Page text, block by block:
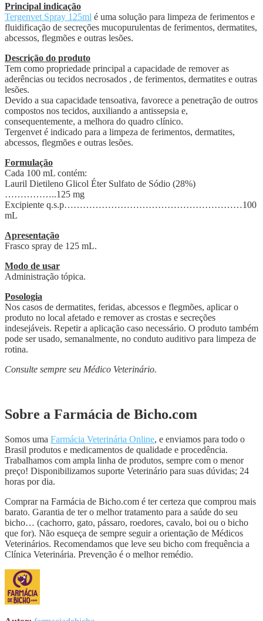
Principal indicação
Tergenvet Spray 125ml é uma solução para limpeza de ferimentos e
fluidificação de secreções mucopurulentas de ferimentos, dermatites,
abcessos, flegmões e outras lesões.
Descrição do produto
Tem como propriedade principal a capacidade de remover as
aderências ou tecidos necrosados , de ferimentos, dermatites e outras
lesões.
Devido a sua capacidade tensoativa, favorece a penetração de outros
compostos nos tecidos, auxiliando a antissepsia e,
consequentemente, a melhora do quadro clínico.
Tergenvet é indicado para a limpeza de ferimentos, dermatites,
abcessos, flegmões e outras lesões.
Formulação
Cada 100 mL contém:
Lauril Dietileno Glicol Éter Sulfato de Sódio (28%)
……………..125 mg
Excipiente q.s.p…………………………………………………100
mL
Apresentação
Frasco spray de 125 mL.
Modo de usar
Administração tópica.
Posologia
Nos casos de dermatites, feridas, abcessos e flegmões, aplicar o
produto no local afetado e remover as crostas e secreções
indesejáveis. Repetir a aplicação caso necessário. O produto também
pode ser usado, semanalmente, no conduto auditivo para limpeza de
rotina.
Consulte sempre seu Médico Veterinário.
Sobre a Farmácia de Bicho.com
Somos uma Farmácia Veterinária Online, e enviamos para todo o
Brasil produtos e medicamentos de qualidade e procedência.
Trabalhamos com ampla linha de produtos, sempre com o menor
preço! Disponibilizamos suporte Veterinário para suas dúvidas; 24
horas por dia.
Comprar na Farmácia de Bicho.com é ter certeza que comprou mais
barato. Garantia de ter o melhor tratamento para a saúde do seu
bicho… (cachorro, gato, pássaro, roedores, cavalo, boi ou o bicho
que for). Não esqueça de sempre seguir a orientação de Médicos
Veterinários. Recomendamos que leve seu bicho com frequência a
Clínica Veterinária. Prevenção é o melhor remédio.